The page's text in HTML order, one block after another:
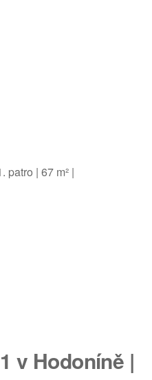
patro | 67 m² |
v Hodoníně |